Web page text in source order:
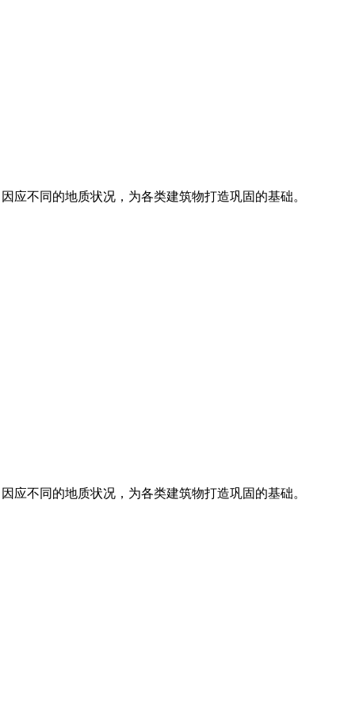
应不同的地质状况，为各类建筑物打造巩固的基础。
应不同的地质状况，为各类建筑物打造巩固的基础。